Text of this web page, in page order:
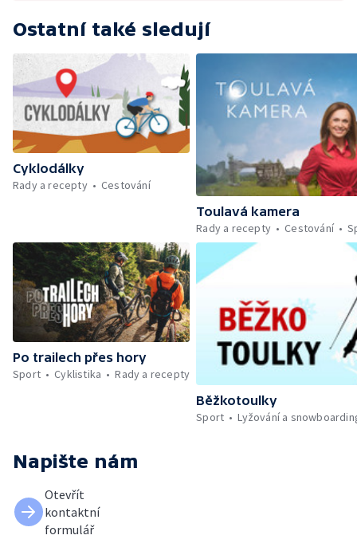
Ostatní také sledují
Cyklodálky
Rady a recepty
Cestování
Toulavá kamera
Rady a recepty
Cestování
Po trailech přes hory
Sport
Cyklistika
Rady a recepty
Běžkotoulky
Sport
Lyžování a
Napište nám
Otevřít
kontaktní
formulář